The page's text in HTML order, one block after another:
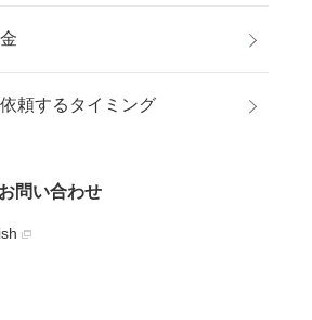
頼するタイミング
問い合わせ